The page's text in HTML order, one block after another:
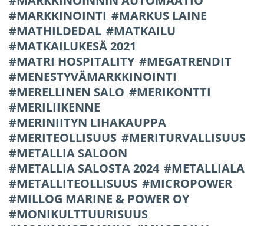
MARKKINOINTI
MARKUS LAINE
MATHILDEDAL
MATKAILU
MATKAILUKESÄ 2021
MATRI HOSPITALITY
MEGATRENDIT
MENESTYVÄMARKKINOINTI
MERELLINEN SALO
MERIKONTTI
MERILIIKENNE
MERINIITYN LIHAKAUPPA
MERITEOLLISUUS
MERITURVALLISUUS
METALLIA SALOON
METALLIA SALOSTA 2024
METALLIALA
METALLITEOLLISUUS
MICROPOWER
MILLOG MARINE & POWER OY
MONIKULTTUURISUUS